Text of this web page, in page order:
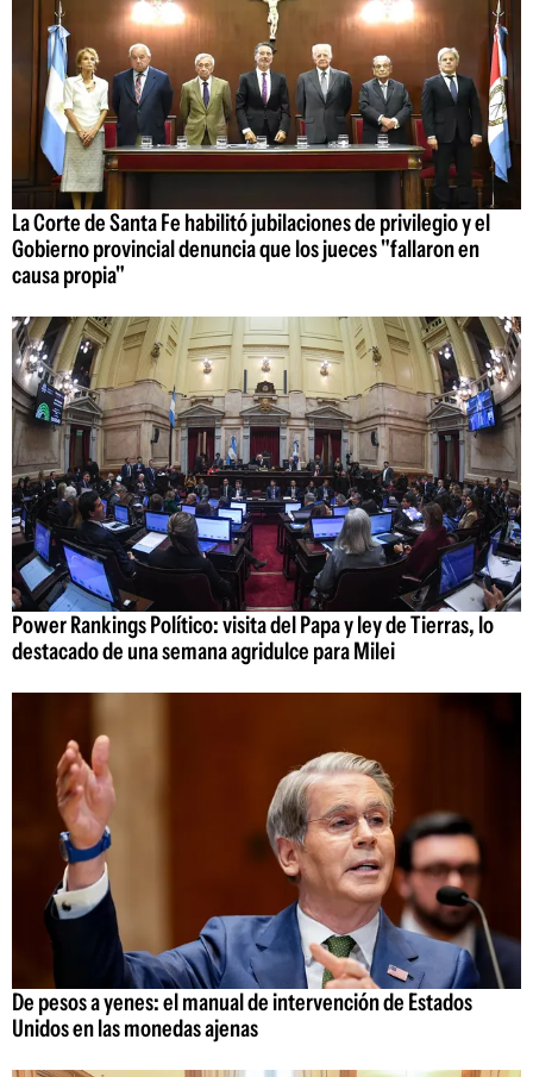
La Corte de Santa Fe habilitó jubilaciones de privilegio y el
Gobierno provincial denuncia que los jueces "fallaron en
causa propia"
Power Rankings Político: visita del Papa y ley de Tierras, lo
destacado de una semana agridulce para Milei
De pesos a yenes: el manual de intervención de Estados
Unidos en las monedas ajenas